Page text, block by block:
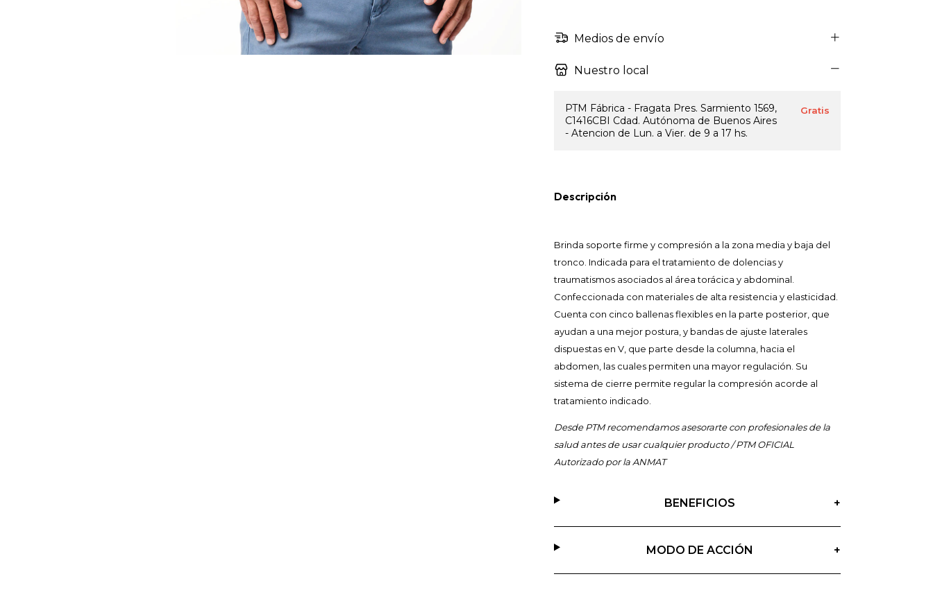
Medios de envío
Nuestro local
PTM Fábrica - Fragata Pres. Sarmiento 1569,
C1416CBI Cdad. Autónoma de Buenos Aires
- Atencion de Lun. a Vier. de 9 a 17 hs.
Gratis
Descripción
Brinda soporte firme y compresión a la zona media y baja del
tronco. Indicada para el tratamiento de dolencias y
traumatismos asociados al área torácica y abdominal.
Confeccionada con materiales de alta resistencia y elasticidad.
Cuenta con cinco ballenas flexibles en la parte posterior, que
ayudan a una mejor postura, y bandas de ajuste laterales
dispuestas en V, que parte desde la columna, hacia el
abdomen, las cuales permiten una mayor regulación. Su
sistema de cierre permite regular la compresión acorde al
tratamiento indicado.
Desde PTM recomendamos asesorarte con profesionales de la
salud antes de usar cualquier producto / PTM OFICIAL
Autorizado por la ANMAT
BENEFICIOS +
MODO DE ACCIÓN +